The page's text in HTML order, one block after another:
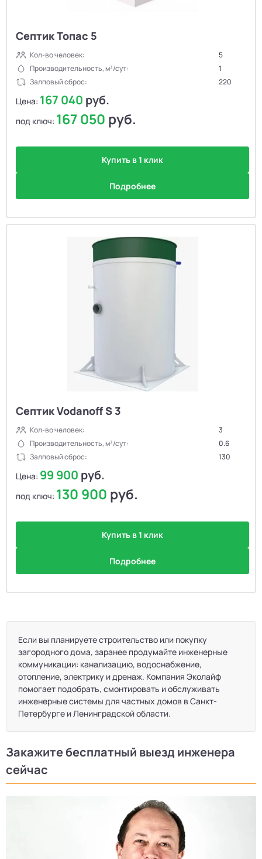
Септик Топас 5
Кол-во человек:
5
Производительность, м³/сут:
1
Залповый сброс:
220
Цена: 167 040 руб.
под ключ: 167 050 руб.
Купить в 1 клик
Подробнее
Септик Vodanoff S 3
Кол-во человек:
3
Производительность, м³/сут:
0.6
Залповый сброс:
130
Цена: 99 900 руб.
под ключ: 130 900 руб.
Купить в 1 клик
Подробнее
Если вы планируете строительство или покупку
загородного дома, заранее продумайте инженерные
коммуникации: канализацию, водоснабжение,
отопление, электрику и дренаж. Компания Эколайф
помогает подобрать, смонтировать и обслуживать
инженерные системы для частных домов в Санкт-
Петербурге и Ленинградской области.
Закажите бесплатный выезд инженера
сейчас